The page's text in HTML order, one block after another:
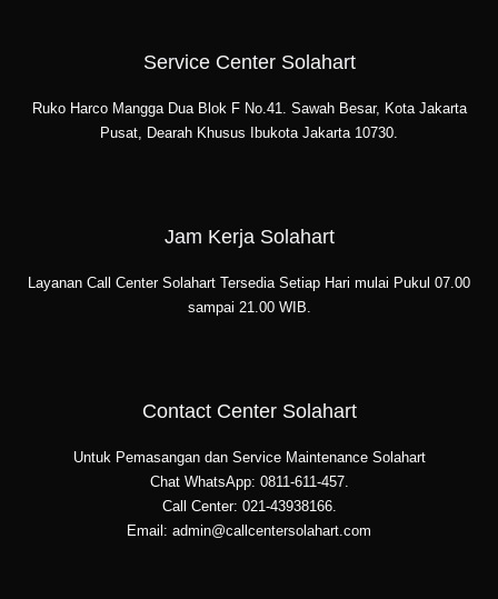
Service Center Solahart
Ruko Harco Mangga Dua Blok F No.41. Sawah Besar, Kota Jakarta
Pusat, Dearah Khusus Ibukota Jakarta 10730.
Jam Kerja Solahart
Layanan Call Center Solahart Tersedia Setiap Hari mulai Pukul 07.00
sampai 21.00 WIB.
Contact Center Solahart
Untuk Pemasangan dan Service Maintenance Solahart
Chat WhatsApp: 0811-611-457.
Call Center: 021-43938166.
Email: admin@callcentersolahart.com